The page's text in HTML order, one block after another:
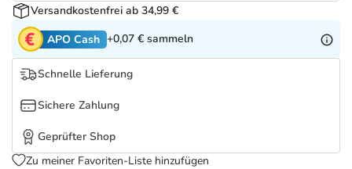
Marken
Versandkostenfrei ab 34,99 €
APO Cash +0,07 € sammeln
Schnelle Lieferung
Sichere Zahlung
Geprüfter Shop
Zu meiner Favoriten-Liste hinzufügen